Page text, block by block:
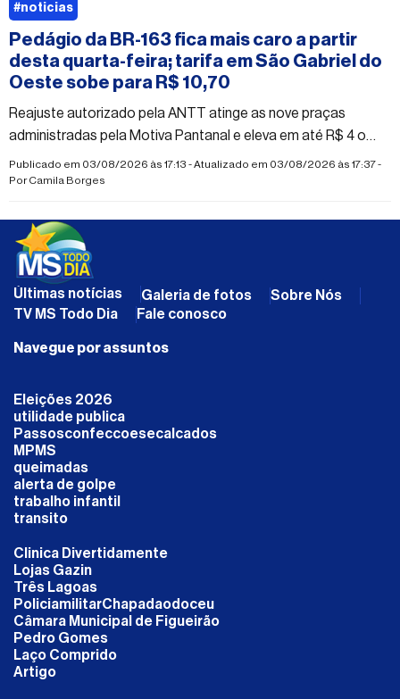
Pedágio da BR-163 fica mais caro a partir
desta quarta-feira; tarifa em São Gabriel do
Oeste sobe para R$ 10,70
Reajuste autorizado pela ANTT atinge as nove praças
administradas pela Motiva Pantanal e eleva em até R$ 4 o
valor cobrado na região norte de Mato Grosso do Sul
Publicado em 03/08/2026 às 17:13 - Atualizado em 03/08/2026 às 17:37 -
PorCamila Borges
#noticias
Últimas notícias Galeria de fotos
Sobre Nós
TV MS Todo Dia
Fale conosco
Navegue por assuntos
Eleições 2026
utilidade publica
Passosconfeccoesecalcados
MPMS
queimadas
alerta de golpe
trabalho infantil
transito
Clinica Divertidamente
Lojas Gazin
Três Lagoas
PoliciamilitarChapadaodoceu
Câmara Municipal de Figueirão
Pedro Gomes
Laço Comprido
Artigo